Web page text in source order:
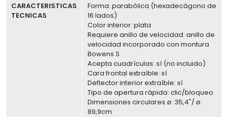
CARACTERISTICAS
TECNICAS
Forma: parabólica (hexadecágono de
16 lados)
Color interior: plata
Requiere anillo de velocidad: anillo de
velocidad incorporado con montura
Bowens S
Acepta cuadrículas: sí (no incluido)
Cara frontal extraíble: sí
Deflector interior extraíble: sí
Tipo de apertura rápida: clic/bloqueo
Dimensiones circulares ø: 35,4"/ ø:
89,9cm